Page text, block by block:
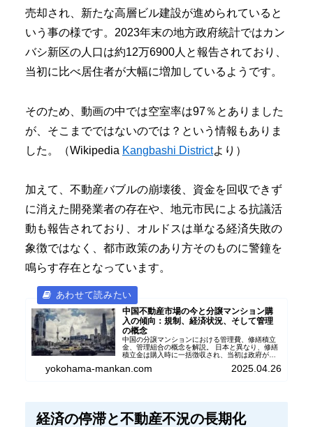
売却され、新たな高層ビル建設が進められていると
いう事の様です。2023年末の地方政府統計ではカン
バシ新区の人口は約12万6900人と報告されており、
当初に比べ居住者が大幅に増加しているようです。
そのため、動画の中では空室率は97％とありました
が、そこまでではないのでは？という情報もありま
した。（Wikipedia Kangbashi Districtより）
加えて、不動産バブルの崩壊後、資金を回収できず
に消えた開発業者の存在や、地元市民による抗議活
動も報告されており、オルドスは単なる経済失敗の
象徴ではなく、都市政策のあり方そのものに警鐘を
鳴らす存在となっています。
中国不動産市場の今と分譲マンション購
入の傾向：規制、経済状況、そして管理
の概念
中国の分譲マンションにおける管理費、修繕積立
金、管理組合の概念を解説。 日本と異なり、修繕
積立金は購入時に一括徴収され、当初は政府が管
在。日中のマンション管理制度の違いを理解する
yokohama-mankan.com 2025.04.26
経済の停滞と不動産不況の長期化